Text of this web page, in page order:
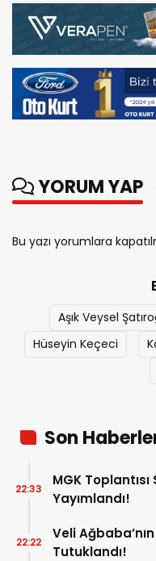
YORUM YAP
Bu yazı yorumlara
Aşık Veysel
Hüseyin Keçeci
Son
MGK
Yayımlandı!
22:33
Veli
Tutuklandı!
22:22